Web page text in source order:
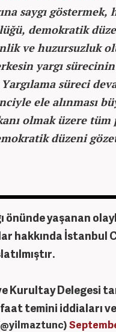
saygı
demokratik
ve huzursuzluk
yargı
süreci
ele alınması
olmak üzere
düzeni
önünde yaşanan
hakkında İstanbul
Kurultay Delegesi
temini iddiaları